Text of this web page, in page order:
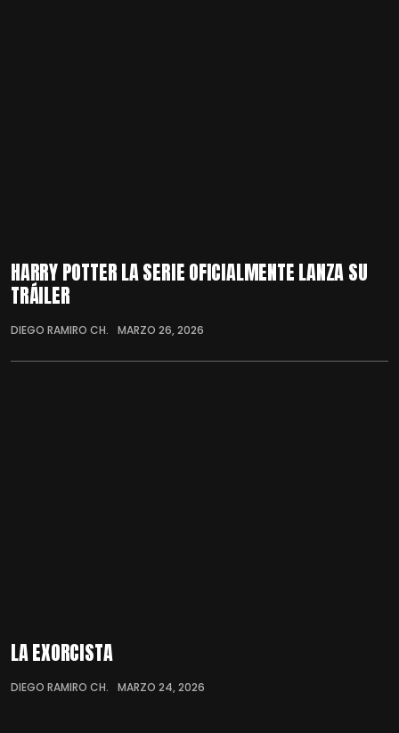
HARRY POTTER LA SERIE OFICIALMENTE LANZA SU
TRÁILER
DIEGO RAMIRO CH. MARZO 26, 2026
LA EXORCISTA
DIEGO RAMIRO CH. MARZO 24, 2026